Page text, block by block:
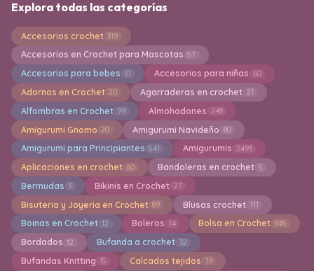
Explora todas las categorías
Accesorios crochet 319
Accesorios en Crochet para Mascotas 57
Accesorios para bebes 61 Accesorios para niñas 60
Adornos en Crochet 20 Agarraderas en crochet 21
Alfombras en Crochet 99 Almohadones 248
Amigurumi Gnomo 20 Amigurumi Navideño 80
Amigurumi para Principiantes 541 Amigurumis 2493
Aplicaciones en crochet 60 Bandoleras en crochet 5
Bermudas 3 Bikinis en Crochet 27
Bisuteria y Joyeria en Crochet 89 Blusas crochet 111
Boinas en Crochet 12 Boleros 14 Bolsa en Crochet 845
Bordados 12 Bufanda a crochet 32
Bufandas Knitting 15 Calcados tejidos 19